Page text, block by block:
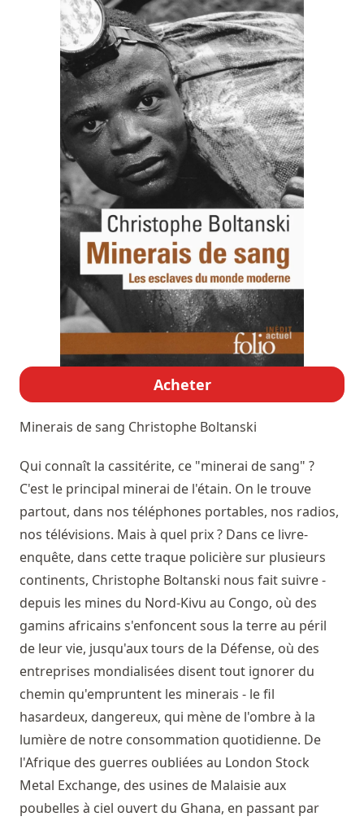
Acheter
Minerais de sang Christophe Boltanski
Qui connaît la cassitérite, ce "minerai de sang" ?
C'est le principal minerai de l'étain. On le trouve
partout, dans nos téléphones portables, nos radios,
nos télévisions. Mais à quel prix ? Dans ce livre-
enquête, dans cette traque policière sur plusieurs
continents, Christophe Boltanski nous fait suivre -
depuis les mines du Nord-Kivu au Congo, où des
gamins africains s'enfoncent sous la terre au péril
de leur vie, jusqu'aux tours de la Défense, où des
entreprises mondialisées disent tout ignorer du
chemin qu'empruntent les minerais - le fil
hasardeux, dangereux, qui mène de l'ombre à la
lumière de notre consommation quotidienne. De
l'Afrique des guerres oubliées au London Stock
Metal Exchange, des usines de Malaisie aux
poubelles à ciel ouvert du Ghana, en passant par